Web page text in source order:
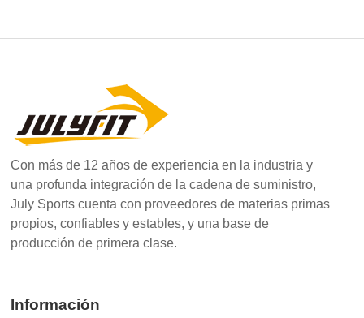
Con más de 12 años de experiencia en la industria y
una profunda integración de la cadena de suministro,
July Sports cuenta con proveedores de materias primas
propios, confiables y estables, y una base de
producción de primera clase.
Información